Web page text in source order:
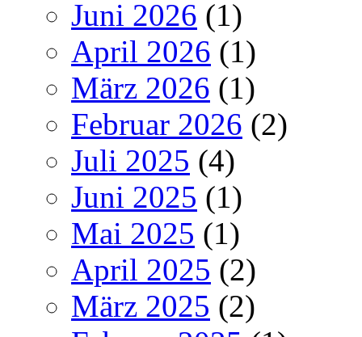
Juni 2026 (1)
April 2026 (1)
März 2026 (1)
Februar 2026 (2)
Juli 2025 (4)
Juni 2025 (1)
Mai 2025 (1)
April 2025 (2)
März 2025 (2)